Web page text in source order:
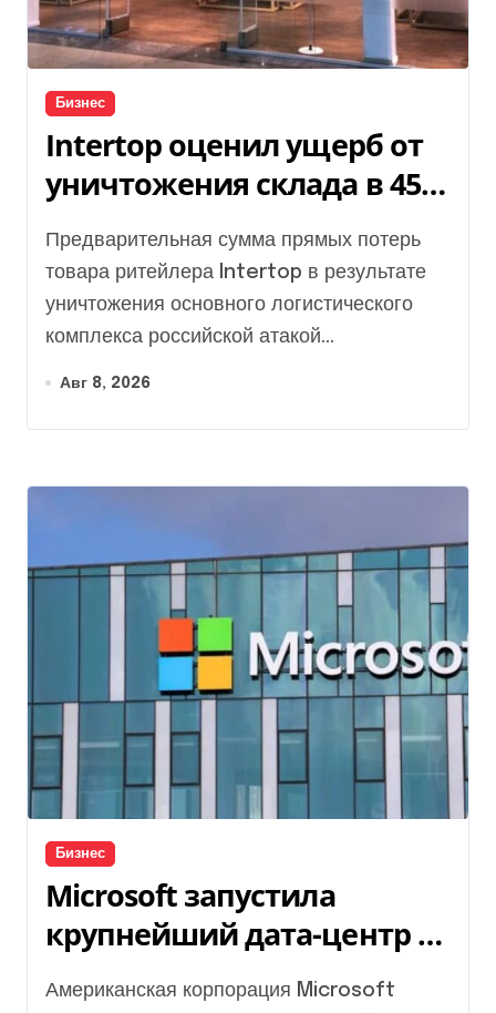
Бизнес
Intertop оценил ущерб от
уничтожения склада в 450
млн грн
Предварительная сумма прямых потерь
товара ритейлера Intertop в результате
уничтожения основного логистического
комплекса российской атакой...
Авг 8, 2026
Бизнес
Microsoft запустила
крупнейший дата-центр в
Индии за $20,5 миллиарда
Американская корпорация Microsoft